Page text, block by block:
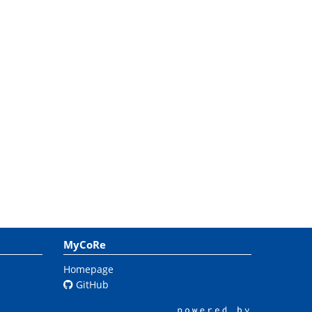
MyCoRe
Homepage
GitHub